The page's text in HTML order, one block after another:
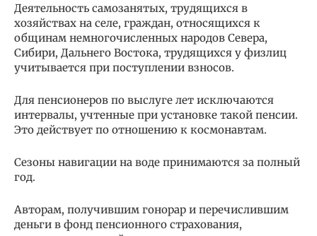
Деятельность самозанятых, трудящихся в
хозяйствах на селе, граждан, относящихся к
общинам немногочисленных народов Севера,
Сибири, Дальнего Востока, трудящихся у физлиц
учитывается при поступлении взносов.
Для пенсионеров по выслуге лет исключаются
интервалы, учтенные при установке такой пенсии.
Это действует по отношению к космонавтам.
Сезоны навигации на воде принимаются за полный
год.
Авторам, получившим гонорар и перечислившим
деньги в фонд пенсионного страхования,